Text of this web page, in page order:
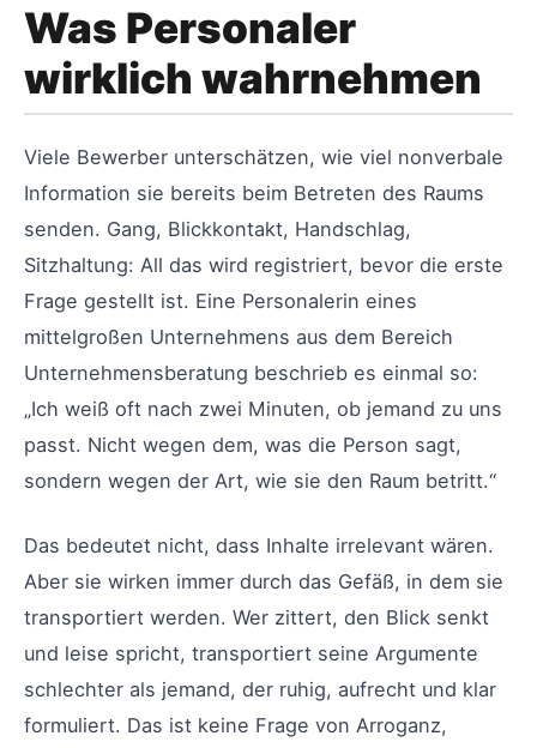
Was Personaler
wirklich wahrnehmen
Viele Bewerber unterschätzen, wie viel nonverbale
Information sie bereits beim Betreten des Raums
senden. Gang, Blickkontakt, Handschlag,
Sitzhaltung: All das wird registriert, bevor die erste
Frage gestellt ist. Eine Personalerin eines
mittelgroßen Unternehmens aus dem Bereich
Unternehmensberatung beschrieb es einmal so:
„Ich weiß oft nach zwei Minuten, ob jemand zu uns
passt. Nicht wegen dem, was die Person sagt,
sondern wegen der Art, wie sie den Raum betritt.“
Das bedeutet nicht, dass Inhalte irrelevant wären.
Aber sie wirken immer durch das Gefäß, in dem sie
transportiert werden. Wer zittert, den Blick senkt
und leise spricht, transportiert seine Argumente
schlechter als jemand, der ruhig, aufrecht und klar
formuliert. Das ist keine Frage von Arroganz,